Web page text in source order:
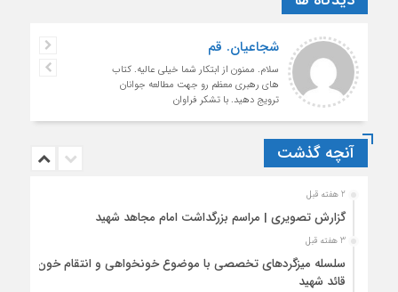
شجاعیان. قم
سلام. ممنون از ابتکار شما خیلی عالیه. کتاب
های رهبری معظم رو جهت مطالعه جوانان
ترویج دهید. با تشکر فراوان
آنچه گذشت
2 هفته قبل
گزارش تصویری | مراسم بزرگداشت امام مجاهد شهید
3 هفته قبل
سلسله میزگردهای تخصصی با موضوع خونخواهی و انتقام خون
قائد شهید